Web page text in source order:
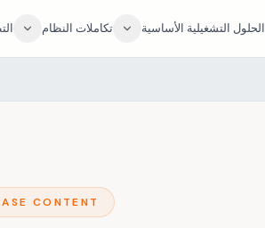
الحلول التشغيلية الأساسية تكاملات النظام
CONTENT